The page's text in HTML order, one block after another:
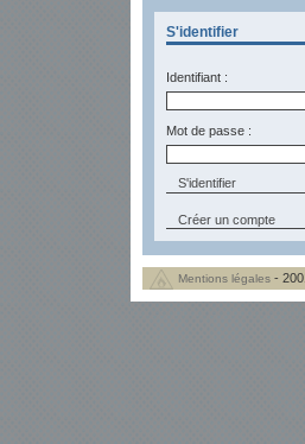
S'identifier
Identifiant :
Mot de passe :
Créer un compte
Mentions légales -